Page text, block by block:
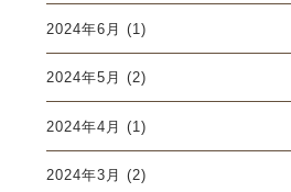
2024年6月 (1)
2024年5月 (2)
2024年4月 (1)
2024年3月 (2)